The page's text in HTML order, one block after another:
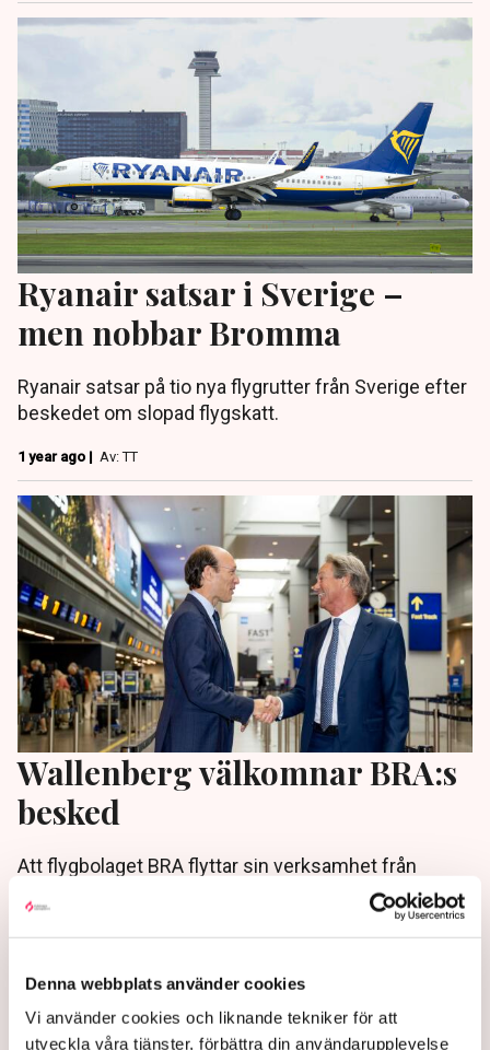
Denna webbplats använder cookies
Vi använder cookies och liknande tekniker för att
utveckla våra tjänster, förbättra din användarupplevelse
Ryanair satsar i Sverige –
men nobbar Bromma
Ryanair satsar på tio nya flygrutter från Sverige efter
beskedet om slopad flygskatt.
1 year ago | Av: TT
Wallenberg välkomnar BRA:s
besked
Att flygbolaget BRA flyttar sin verksamhet från
Bromma till Arlanda välkomnas från flera delar av
näringslivet, rapporterar Di.